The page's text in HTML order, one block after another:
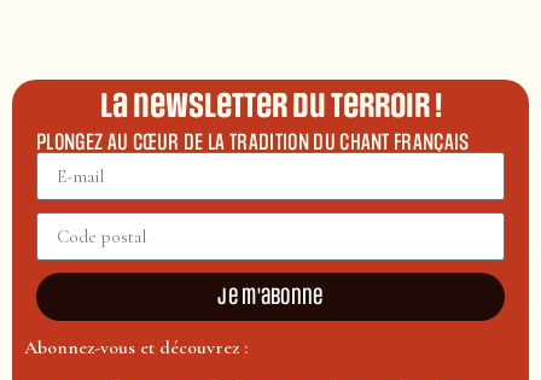
La newsletter du terroir !
PLONGEZ AU CŒUR DE LA TRADITION DU CHANT FRANÇAIS
Je m'abonne
Abonnez-vous et découvrez :